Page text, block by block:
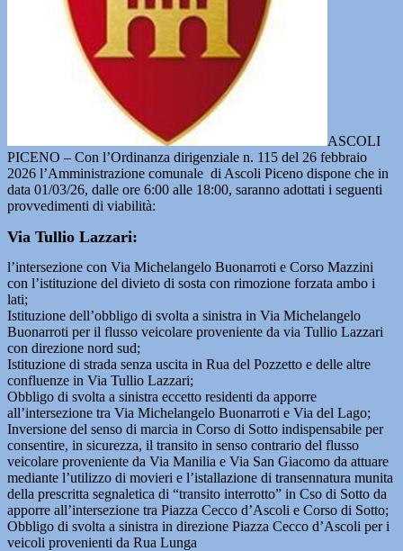
ASCOLI
PICENO – Con l’Ordinanza dirigenziale n. 115 del 26 febbraio
2026 l’Amministrazione comunale di Ascoli Piceno dispone che in
data 01/03/26, dalle ore 6:00 alle 18:00, saranno adottati i seguenti
provvedimenti di viabilità:
Via Tullio Lazzari:
l’intersezione con Via Michelangelo Buonarroti e Corso Mazzini
con l’istituzione del divieto di sosta con rimozione forzata ambo i
lati;
Istituzione dell’obbligo di svolta a sinistra in Via Michelangelo
Buonarroti per il flusso veicolare proveniente da via Tullio Lazzari
con direzione nord sud;
Istituzione di strada senza uscita in Rua del Pozzetto e delle altre
confluenze in Via Tullio Lazzari;
Obbligo di svolta a sinistra eccetto residenti da apporre
all’intersezione tra Via Michelangelo Buonarroti e Via del Lago;
Inversione del senso di marcia in Corso di Sotto indispensabile per
consentire, in sicurezza, il transito in senso contrario del flusso
veicolare proveniente da Via Manilia e Via San Giacomo da attuare
mediante l’utilizzo di movieri e l’istallazione di transennatura munita
della prescritta segnaletica di “transito interrotto” in Cso di Sotto da
apporre all’intersezione tra Piazza Cecco d’Ascoli e Corso di Sotto;
Obbligo di svolta a sinistra in direzione Piazza Cecco d’Ascoli per i
veicoli provenienti da Rua Lunga